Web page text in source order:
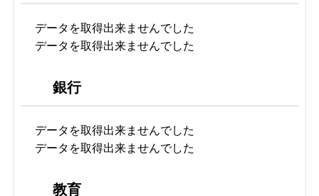
データを取得出来ませんでした
データを取得出来ませんでした
銀行
データを取得出来ませんでした
データを取得出来ませんでした
教育